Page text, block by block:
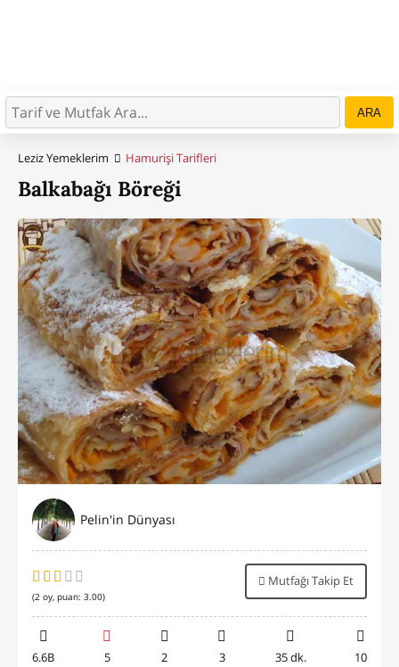
ARA
Leziz Yemeklerim Hamurişi Tarifleri
Balkabağı Böreği
Pelin'in Dünyası
(2 oy, puan: 3.00)
Mutfağı Takip Et
6.6B 5 2 3 35 dk. 10